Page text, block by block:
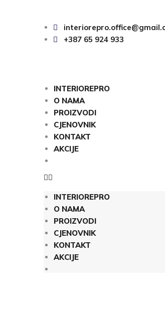
+387 65 924 933
INTERIOREPRO
O NAMA
PROIZVODI
CJENOVNIK
KONTAKT
AKCIJE
INTERIOREPRO
O NAMA
PROIZVODI
CJENOVNIK
KONTAKT
AKCIJE